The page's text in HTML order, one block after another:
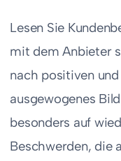
Lesen Sie
mit dem Anbieter
nach positiven
ausgewogenes
besonders auf
Beschwerden, die